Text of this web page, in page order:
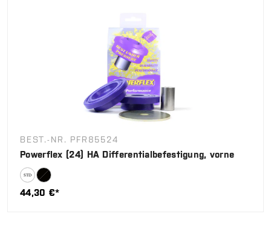
BEST.-NR. PFR85524
Powerflex (24) HA Differentialbefestigung, vorne
44,30 €*